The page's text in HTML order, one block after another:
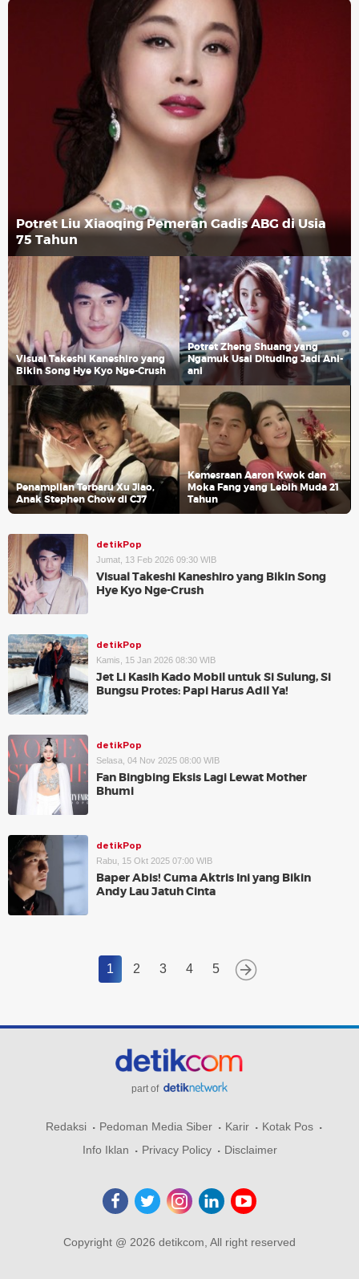
Potret Liu Xiaoqing Pemeran Gadis ABG di Usia
75 Tahun
Visual Takeshi Kaneshiro yang
Bikin Song Hye Kyo Nge-Crush
Potret Zheng Shuang yang
Ngamuk Usai Dituding Jadi Ani-
ani
Penampilan Terbaru Xu Jiao,
Anak Stephen Chow di CJ7
Kemesraan Aaron Kwok dan
Moka Fang yang Lebih Muda 21
Tahun
detikPop
Jumat, 13 Feb 2026 09:30 WIB
Visual Takeshi Kaneshiro yang Bikin Song
Hye Kyo Nge-Crush
detikPop
Kamis, 15 Jan 2026 08:30 WIB
Jet Li Kasih Kado Mobil untuk Si Sulung, Si
Bungsu Protes: Papi Harus Adil Ya!
detikPop
Selasa, 04 Nov 2025 08:00 WIB
Fan Bingbing Eksis Lagi Lewat Mother
Bhumi
detikPop
Rabu, 15 Okt 2025 07:00 WIB
Baper Abis! Cuma Aktris Ini yang Bikin
Andy Lau Jatuh Cinta
1 2 3 4 5
part of
Redaksi Pedoman Media Siber Karir
Kotak Pos
Info Iklan
Privacy Policy Disclaimer
Copyright @ 2026 detikcom, All right reserved